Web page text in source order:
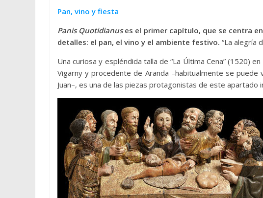
Pan, vino y fiesta
Panis Quotidianuses el primer capítulo, que se centra
detalles: el pan, el vino y el ambiente festivo. “La alegría
Una curiosa y espléndida talla de “La Última Cena” (1520)
Vigarny y procedente de Aranda –habitualmente se
Juan–, es una de las piezas protagonistas de este apartado